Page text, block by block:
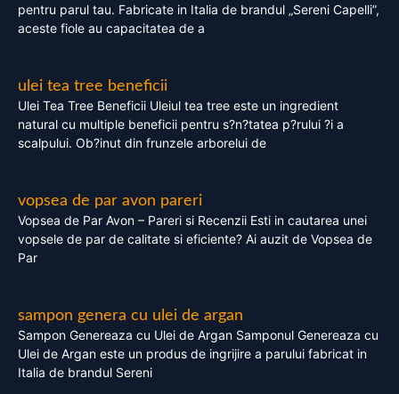
pentru parul tau. Fabricate in Italia de brandul „Sereni Capelli”,
aceste fiole au capacitatea de a
ulei tea tree beneficii
Ulei Tea Tree Beneficii Uleiul tea tree este un ingredient
natural cu multiple beneficii pentru s?n?tatea p?rului ?i a
scalpului. Ob?inut din frunzele arborelui de
vopsea de par avon pareri
Vopsea de Par Avon – Pareri si Recenzii Esti in cautarea unei
vopsele de par de calitate si eficiente? Ai auzit de Vopsea de
Par
sampon genera cu ulei de argan
Sampon Genereaza cu Ulei de Argan Samponul Genereaza cu
Ulei de Argan este un produs de ingrijire a parului fabricat in
Italia de brandul Sereni